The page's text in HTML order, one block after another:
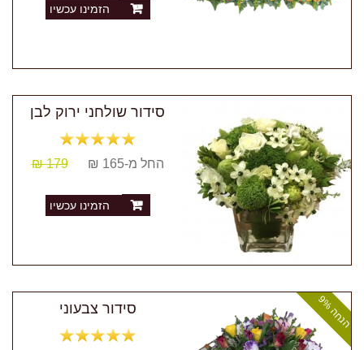
הזמינו עכשיו
סידור שולחני ירוק לבן
החל מ-165 ₪ 179 ₪
הזמינו עכשיו
ה
נ
ח
ה
9
% סידור צבעוני